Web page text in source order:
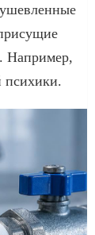
Например,
психики.